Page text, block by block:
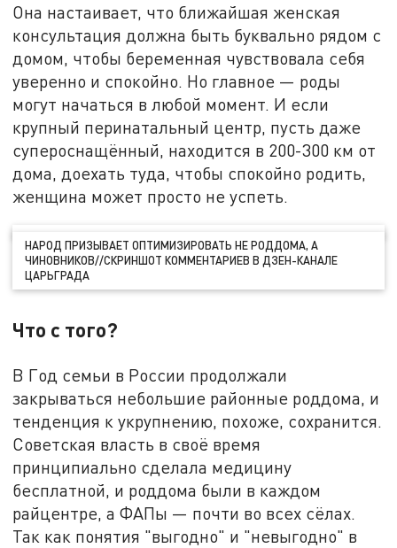
Она настаивает, что ближайшая женская
консультация должна быть буквально рядом с
домом, чтобы беременная чувствовала себя
уверенно и спокойно. Но главное — роды
могут начаться в любой момент. И если
крупный перинатальный центр, пусть даже
супероснащённый, находится в 200-300 км от
дома, доехать туда, чтобы спокойно родить,
женщина может просто не успеть.
НАРОД ПРИЗЫВАЕТ ОПТИМИЗИРОВАТЬ НЕ РОДДОМА, А
ЧИНОВНИКОВ//СКРИНШОТ КОММЕНТАРИЕВ В ДЗЕН-КАНАЛЕ
ЦАРЬГРАДА
Что с того?
В Год семьи в России продолжали
закрываться небольшие районные роддома, и
тенденция к укрупнению, похоже, сохранится.
Советская власть в своё время
принципиально сделала медицину
бесплатной, и роддома были в каждом
райцентре, а ФАПы — почти во всех сёлах.
Так как понятия "выгодно" и "невыгодно" в